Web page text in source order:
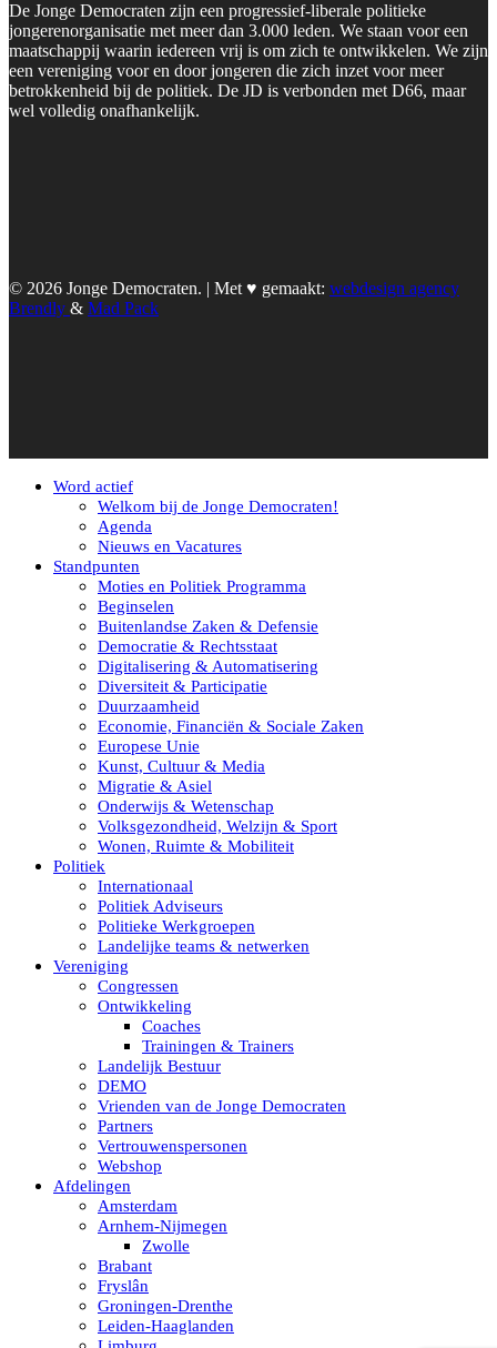
De Jonge Democraten zijn een progressief-liberale politieke
jongerenorganisatie met meer dan 3.000 leden. We staan voor een
maatschappij waarin iedereen vrij is om zich te ontwikkelen. We zijn
een vereniging voor en door jongeren die zich inzet voor meer
betrokkenheid bij de politiek. De JD is verbonden met D66, maar
wel volledig onafhankelijk.
© 2026 Jonge Democraten. | Met ♥︎ gemaakt: webdesign agency
Brendly & Mad Pack
Word actief
Welkom bij de Jonge Democraten!
Agenda
Nieuws en Vacatures
Standpunten
Moties en Politiek Programma
Beginselen
Buitenlandse Zaken & Defensie
Democratie & Rechtsstaat
Digitalisering & Automatisering
Diversiteit & Participatie
Duurzaamheid
Economie, Financiën & Sociale Zaken
Europese Unie
Kunst, Cultuur & Media
Migratie & Asiel
Onderwijs & Wetenschap
Volksgezondheid, Welzijn & Sport
Wonen, Ruimte & Mobiliteit
Politiek
Internationaal
Politiek Adviseurs
Politieke Werkgroepen
Landelijke teams & netwerken
Vereniging
Congressen
Ontwikkeling
Coaches
Trainingen & Trainers
Landelijk Bestuur
DEMO
Vrienden van de Jonge Democraten
Partners
Vertrouwenspersonen
Webshop
Afdelingen
Amsterdam
Arnhem-Nijmegen
Zwolle
Brabant
Fryslân
Groningen-Drenthe
Leiden-Haaglanden